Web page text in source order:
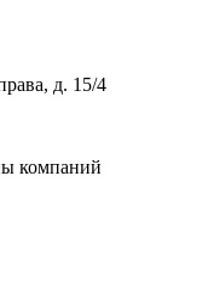
д. 15/4
компаний